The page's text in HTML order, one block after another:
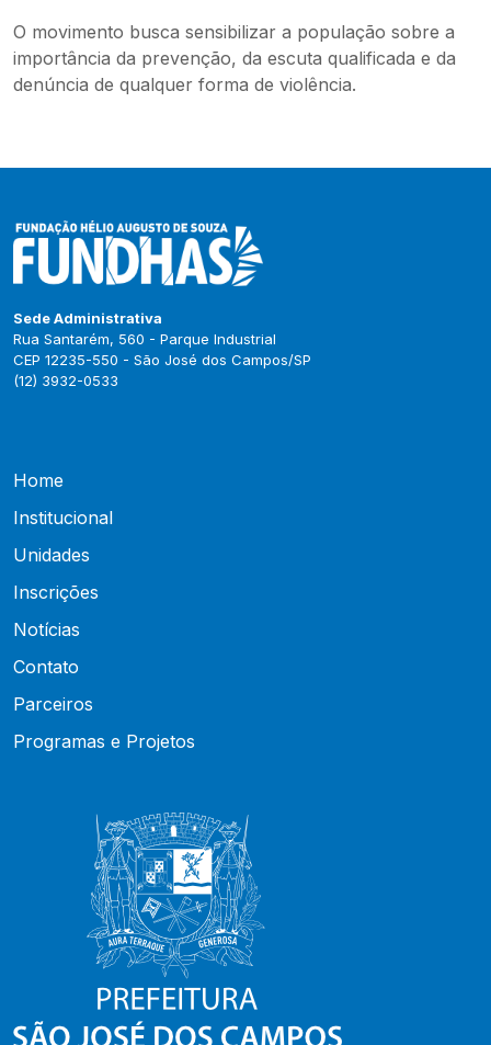
O movimento busca sensibilizar a população sobre a
importância da prevenção, da escuta qualificada e da
denúncia de qualquer forma de violência.
Sede Administrativa
Rua Santarém, 560 - Parque Industrial
CEP 12235-550 - São José dos Campos/SP
(12) 3932-0533
Home
Institucional
Unidades
Inscrições
Notícias
Contato
Parceiros
Programas e Projetos